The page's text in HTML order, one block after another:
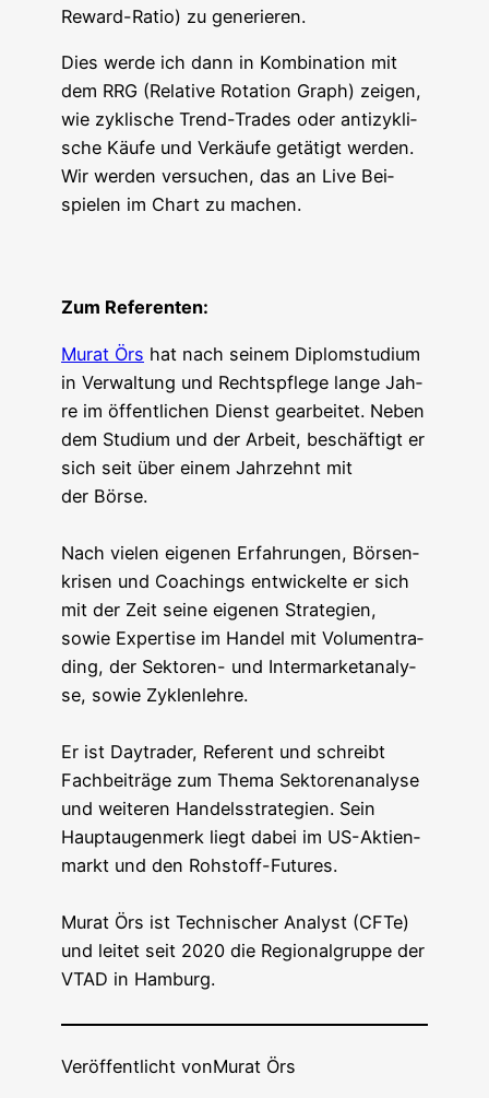
Reward-Ratio) zu generieren.
Dies wer­de ich dann in Kom­bi­na­ti­on mit
dem RRG (Rela­ti­ve Rota­ti­on Graph) zei­gen,
wie zykli­sche Trend-Trades oder anti­zy­kli­
sche Käu­fe und Ver­käu­fe getä­tigt wer­den.
Wir wer­den ver­su­chen, das an Live Bei­
spie­len im Chart zu machen.
Zum Refe­ren­ten:
Murat Örs hat nach sei­nem Diplom­stu­di­um
in Ver­wal­tung und Rechts­pfle­ge lan­ge Jah­
re im öffent­li­chen Dienst gear­bei­tet. Neben
dem Stu­di­um und der Arbeit, beschäf­tigt er
sich seit über einem Jahr­zehnt mit
der Börse.
Nach vie­len eige­nen Erfah­run­gen, Bör­sen­
kri­sen und Coa­chings ent­wi­ckel­te er sich
mit der Zeit sei­ne eige­nen Stra­te­gien,
sowie Exper­ti­se im Han­del mit Volu­men­tra­
ding, der Sek­to­ren- und Inter­mar­ket­a­na­ly­
se, sowie Zyklen­leh­re.
Er ist Day­trader, Refe­rent und schreibt
Fach­bei­trä­ge zum The­ma Sek­to­ren­ana­ly­se
und wei­te­ren Han­dels­stra­te­gien. Sein
Haupt­au­gen­merk liegt dabei im US-Akti­en­
markt und den Roh­stoff-Futures.
Murat Örs ist Tech­ni­scher Ana­lyst (CFTe)
und lei­tet seit 2020 die Regio­nal­grup­pe der
VTAD in Hamburg.
Veröffentlicht vonMurat Örs